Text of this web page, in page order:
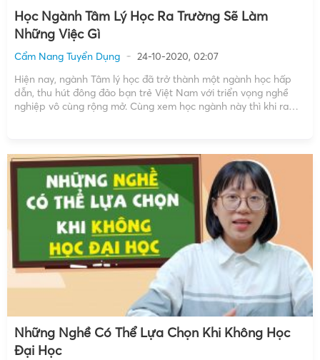
Học Ngành Tâm Lý Học Ra Trường Sẽ Làm
Những Việc Gì
Cẩm Nang Tuyển Dụng
24-10-2020, 02:07
Hiện nay, ngành Tâm lý học đã trở thành một ngành học hấp
dẫn, thu hút đông đảo bạn trẻ Việt Nam với triển vọng nghề
nghiệp vô cùng rộng mở. Cùng xem học ngành này thì khi ra
Những Nghề Có Thể Lựa Chọn Khi Không Học
Đại Học